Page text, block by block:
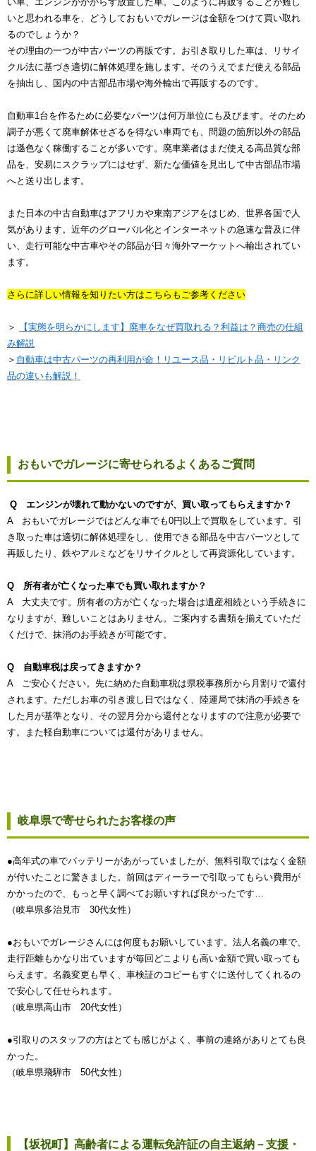
いと思われる車を、どうしておもいでガレージは金額をつけて買い取れ
るのでしょうか？
その理由の一つが中古パーツの再販です。お引き取りした車は、リサイ
クル法に基づき適切に解体処理を施します。そのうえでまだ使える部品
を抽出し、国内の中古部品市場や海外輸出で再販するのです。
自動車1台を作るために必要なパーツは何万単位にも及びます。そのため
調子が悪くて廃車解体せざるを得ない車両でも、問題の箇所以外の部品
は遜色なく稼働することが多いです。廃車業者はまだ使える高品質な部
品を、安易にスクラップにはせず、新たな価値を見出して中古部品市場
へと送り出します。
また日本の中古自動車はアフリカや東南アジアをはじめ、世界各国で人
気があります。近年のグローバル化とインターネットの急速な普及に伴
い、走行可能な中古車やその部品が日々海外マーケットへ輸出されてい
ます。
さらに詳しい情報を知りたい方はこちらもご参考ください
＞
【実態を明らかにします】廃車をなぜ買取れる？利益は？商売の仕組
み解説
＞ 自動車は中古パーツの再利用が命！リユース品・リビルト品・リンク
品の違いも解説！
おもいでガレージに寄せられるよくあるご質問
Q エンジンが壊れて動かないのですが、買い取ってもらえますか？
A おもいでガレージではどんな車でも0円以上で買取をしています。引
き取った車は適切に解体処理をし、使用できる部品を中古パーツとして
再販したり、鉄やアルミなどをリサイクルとして再資源化しています。
Q 所有者が亡くなった車でも買い取れますか？
A 大丈夫です。所有者の方が亡くなった場合は遺産相続という手続きに
なりますが、難しいことはありません。ご案内する書類を揃えていただ
くだけで、抹消のお手続きが可能です。
Q 自動車税は戻ってきますか？
A ご安心ください。先に納めた自動車税は県税事務所から月割りで還付
されます。ただしお車の引き渡し日ではなく、陸運局で抹消の手続きを
した月が基準となり、その翌月分から還付となりますので注意が必要で
す。また軽自動車については還付がありません。
岐阜県で寄せられたお客様の声
●高年式の車でバッテリーがあがっていましたが、無料引取ではなく金額
が付いたことに驚きました。前回はディーラーで引取ってもらい費用が
かかったので、もっと早く調べてお願いすれば良かったです…
（岐阜県多治見市 30代女性）
●おもいでガレージさんには何度もお願いしています。法人名義の車で、
走行距離もかなり出ていますが毎回どこよりも高い金額で買い取っても
らえます。名義変更も早く、車検証のコピーもすぐに送付してくれるの
で安心して任せられます。
（岐阜県高山市 20代女性）
●引取りのスタッフの方はとても感じがよく、事前の連絡がありとても良
かった。
（岐阜県飛騨市 50代女性）
【坂祝町】高齢者による運転免許証の自主返納－支援・